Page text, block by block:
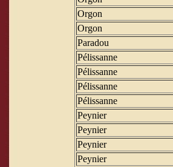
Orgon
Orgon
Paradou
Pélissanne
Pélissanne
Pélissanne
Pélissanne
Peynier
Peynier
Peynier
Peynier